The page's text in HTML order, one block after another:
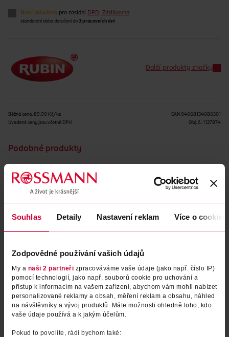
Souhlas Detaily Nastavení reklam Více o cookies
Zodpovědné používání vašich údajů
My a naši 2 partneři zpracováváme vaše údaje (jako např. číslo IP)
pomocí technologií, jako např. souborů cookie pro uchování a
přístup k informacím na vašem zařízení, abychom vám mohli nabízet
personalizované reklamy a obsah, měření reklam a obsahu, náhled
na návštěvníky a vývoj produktů. Máte možnosti ohledně toho, kdo
vaše údaje používá a k jakým účelům.
Pokud to povolíte, rádi bychom také:
Není skladem pro zaslání DPD, Zásilkovna
standardní doba doručení do 3 pracovních dní
Další produkty značky
Běžná cena: 89.90 Kč/ks
Uvedené ceny jsou včetně DPH
EAN 04068134086501
Obj. č.: 1127874
Podobné produkty
Svíčka válec 200/96 bílá
RUBIN 1 ks
Svíčka válec champagne vel.
200/70